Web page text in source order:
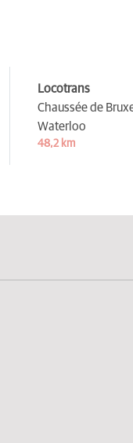
Locotrans
Chaussée de
Waterloo
48,2 km